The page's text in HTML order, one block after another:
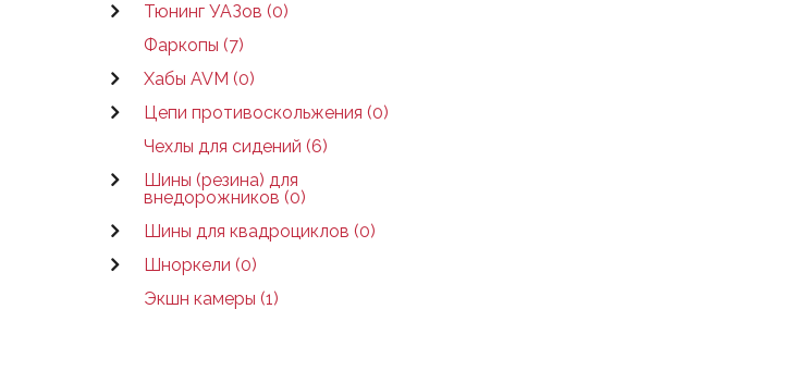
Тюнинг УАЗов (0)
Фаркопы (7)
Хабы AVM (0)
Цепи противоскольжения (0)
Чехлы для сидений (6)
Шины (резина) для
внедорожников (0)
Шины для квадроциклов (0)
Шноркели (0)
Экшн камеры (1)